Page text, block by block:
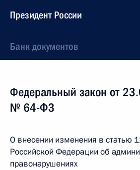
Президент России
Банк документов
Федеральный закон от
№ 64-ФЗ
О внесении изменения в статью
Российской Федерации об
правонарушениях